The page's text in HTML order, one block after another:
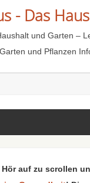
- Das
und Garten –
und Pflanzen
Hör auf zu scrollen